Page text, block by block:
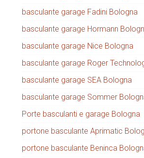
basculante garage Fadini Bologna
basculante garage Hormann
basculante garage Nice Bologna
basculante garage Roger
basculante garage SEA Bologna
basculante garage Sommer
Porte basculanti e garage Bologna
portone basculante Aprimatic
portone basculante Beninca